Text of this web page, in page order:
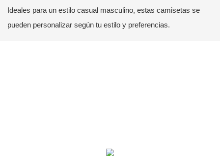
Ideales para un estilo casual masculino, estas camisetas se
pueden personalizar según tu estilo y preferencias.